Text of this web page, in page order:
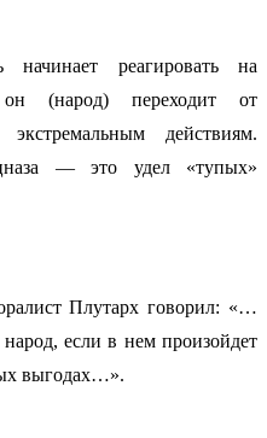
реагировать на
он (народ) переходит от
действиям.
— это удел «тупых»
Плутарх говорил: «…
если в нем произойдет
выгодах…».